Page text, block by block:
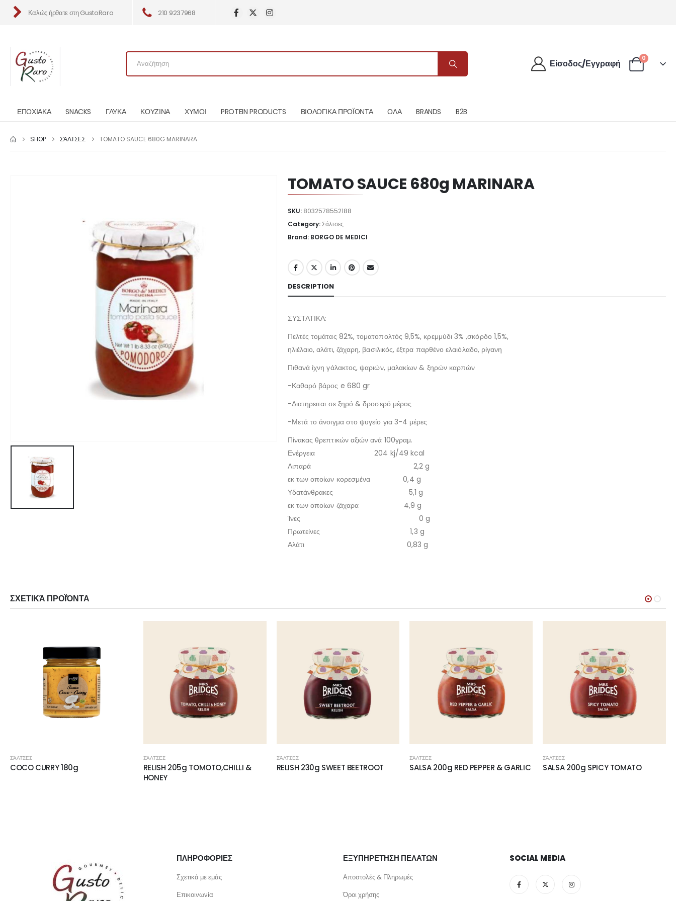
Καλώς ήρθατε στη GustoRaro 210 9237968
Είσοδος/Εγγραφή
0
ΕΠΟΧΙΑΚΑ SNACKS ΓΛΥΚΑ ΚΟΥΖΙΝΑ ΧΥΜΟΙ PROTEIN PRODUCTS ΒΙΟΛΟΓΙΚΑ ΠΡΟΪΟΝΤΑ ΟΛΑ BRANDS B2B
SHOP ΣΆΛΤΣΕΣ TOMATO SAUCE 680G MARINARA
TOMATO SAUCE 680g MARINARA
SKU: 8032578552188
Category:Σάλτσες
Brand: BORGO DE MEDICI
DESCRIPTION
ΣΥΣΤΑΤΙΚΑ:
Πελτές τομάτας 82%, τοματοπολτός 9,5%, κρεμμύδι 3% ,σκόρδο 1,5%,
ηλιέλαιο, αλάτι, ζάχαρη, βασιλικός, έξτρα παρθένο ελαιόλαδο, ρίγανη
Πιθανά ίχνη γάλακτος, ψαριών, μαλακίων & ξηρών καρπών
-Καθαρό βάρος e 680 gr
-Διατηρειται σε ξηρό & δροσερό μέρος
-Μετά το άνοιγμα στο ψυγείο για 3-4 μέρες
Πίνακας θρεπτικών αξιών ανά 100γραμ.
Ενέργεια 204 kj/49 kcal
Λιπαρά 2,2 g
εκ των οποίων κορεσμένα 0,4 g
Υδατάνθρακες 5,1 g
εκ των οποίων ζάχαρα 4,9 g
Ίνες 0 g
Πρωτείνες 1,3 g
Αλάτι 0,83 g
ΣΧΕΤΙΚΆ ΠΡΟΪΌΝΤΑ
ΣΆΛΤΣΕΣ
RELISH 205g TOMOTO,CHILLI &
ΣΆΛΤΣΕΣ
RELISH 230g SWEET BEETROOT
ΣΆΛΤΣΕΣ
SALSA 200g RED PEPPER & GARLIC
ΣΆΛΤΣΕΣ
SALSA 200g SPICY TOMATO
ΣΆΛΤΣΕΣ
SAUCE 340g CRANBERRY SAUCE
ΠΛΗΡΟΦΟΡΙΕΣ
Σχετικά με εμάς
Επικοινωνία
ΕΞΥΠΗΡΕΤΗΣΗ ΠΕΛΑΤΩΝ
Αποστολές & Πληρωμές
Όροι χρήσης
SOCIAL MEDIA